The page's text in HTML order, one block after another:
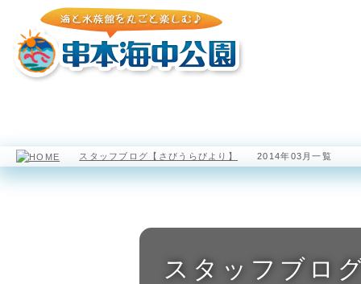
スタッフブログ【さびうらびより】 2014年03月一覧
スタッフブロ